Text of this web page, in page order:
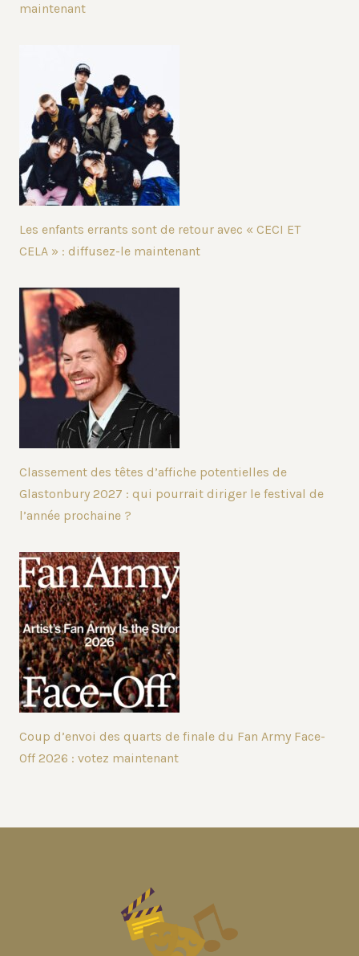
maintenant
Les enfants errants sont de retour avec « CECI ET
CELA » : diffusez-le maintenant
Classement des têtes d’affiche potentielles de
Glastonbury 2027 : qui pourrait diriger le festival de
l’année prochaine ?
Coup d’envoi des quarts de finale du Fan Army Face-
Off 2026 : votez maintenant